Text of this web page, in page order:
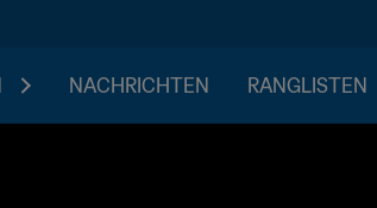
NACHRICHTEN RANGLISTEN